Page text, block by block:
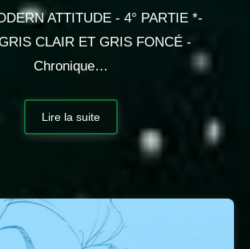
ATTITUDE - 4° PARTIE *-
CLAIR ET GRIS FONCÉ -
Chronique…
Lire la suite